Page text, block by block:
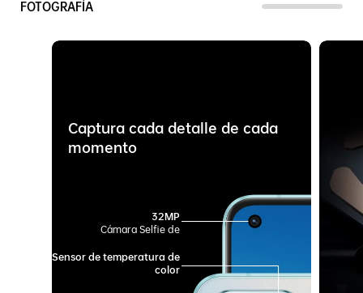
FOTOGRAFÍA
Captura cada detalle de cada
momento
32MP
Cámara Selfie de
Sensor de temperatura de
color